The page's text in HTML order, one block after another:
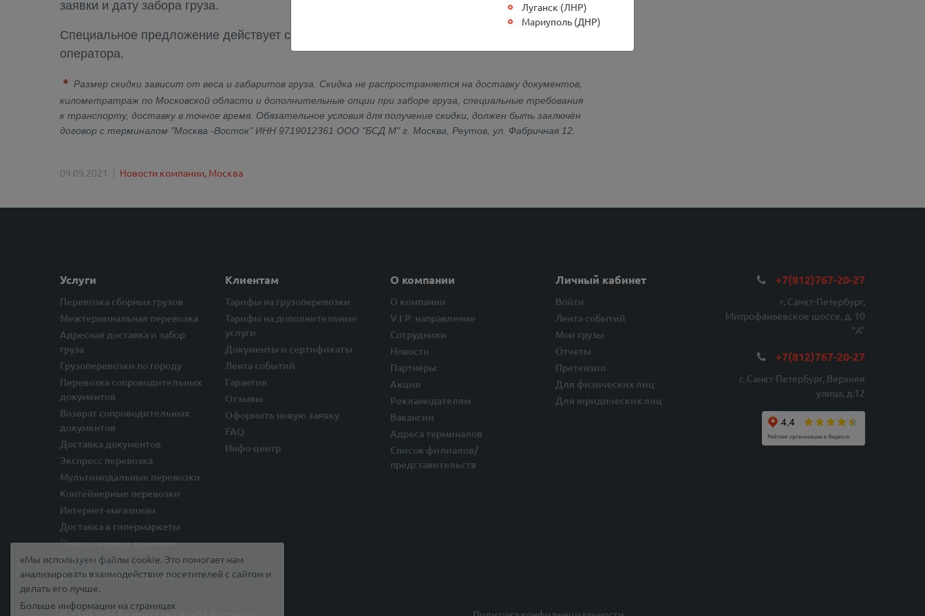
заявки и дату забора груза.
Специальное предложение действует с 09 сентября 2021 г., дату окончания, уточняйте у
оператора.
* Размер скидки зависит от веса и габаритов груза. Скидка не распространяется на доставку документов,
километратраж по Московской области и дополнительные опции при заборе груза, специальные требования
к транспорту, доставку в точное время. Обязательное условия для получение скидки, должен быть заключён
договор с терминалом "Москва -Восток" ИНН 9719012361 ООО "БСД М" г. Москва, Реутов, ул. Фабричная 12.
09.09.2021 Новости компании, Москва
Услуги
Перевозка сборных грузов
Межтерминальная перевозка
Адресная доставка и забор
груза
Грузоперевозки по городу
Перевозка сопроводительных
документов
Возврат сопроводительных
документов
Доставка документов
Экспресс перевозка
Мультимодальные перевозки
Контейнерные перевозки
Интернет-магазинам
Доставка в гипермаркеты
Ответственное хранение
Страхование
Дополнительные услуги
Клиентам
Тарифы на грузоперевозки
Тарифы на дополнительные
услуги
Документы и сертификаты
Лента событий
Гарантия
Отзывы
Оформить новую заявку
FAQ
Инфо-центр
О компании
О компании
V.I.P. направление
Сотрудники
Новости
Партнёры
Акции
Рекламодателям
Вакансии
Адреса терминалов
Список филиалов/
представительств
Личный кабинет
Войти
Лента событий
Мои грузы
Отчеты
Претензии
Для физических лиц
Для юридических лиц
+7(812)767-20-27
г. Санкт-Петербург,
Митрофаньевское шоссе, д. 10
"A"
+7(812)767-20-27
г. Санкт-Петербург, Верхняя
улица, д.12
«Мы используем файлы cookie. Это помогает нам
анализировать взаимодействие посетителей с сайтом и
делать его лучше.
Больше информации на страницах
Луганск (ЛНР)
Мариуполь (ДНР)